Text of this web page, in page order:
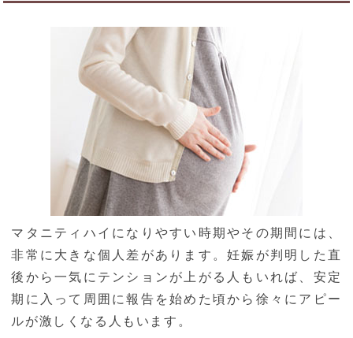
マタニティハイになりやすい時期やその期間には、
非常に大きな個人差があります。妊娠が判明した直
後から一気にテンションが上がる人もいれば、安定
期に入って周囲に報告を始めた頃から徐々にアピー
ルが激しくなる人もいます。